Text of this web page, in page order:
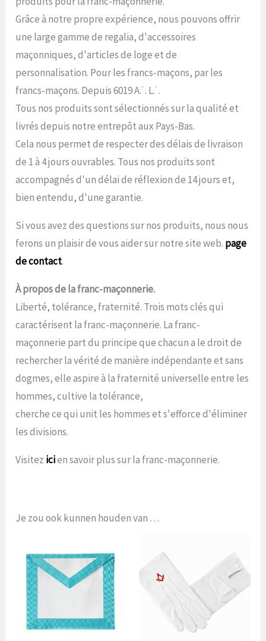
Grâce à notre propre expérience, nous pouvons offrir
une large gamme de regalia, d'accessoires
maçonniques, d'articles de loge et de
personnalisation. Pour les francs-maçons, par les
francs-maçons. Depuis 6019 A.˙. L.˙.
Tous nos produits sont sélectionnés sur la qualité et
livrés depuis notre entrepôt aux Pays-Bas.
Cela nous permet de respecter des délais de livraison
de 1 à 4 jours ouvrables. Tous nos produits sont
accompagnés d'un délai de réflexion de 14 jours et,
bien entendu, d'une garantie.
Si vous avez des questions sur nos produits, nous nous
ferons un plaisir de vous aider sur notre site web. page
de contact.
À propos de la franc-maçonnerie.
Liberté, tolérance, fraternité. Trois mots clés qui
caractérisent la franc-maçonnerie. La franc-
maçonnerie part du principe que chacun a le droit de
rechercher la vérité de manière indépendante et sans
dogmes, elle aspire à la fraternité universelle entre les
hommes, cultive la tolérance,
cherche ce qui unit les hommes et s'efforce d'éliminer
les divisions.
Visitez icien savoir plus sur la franc-maçonnerie.
Je zou ook kunnen houden van …